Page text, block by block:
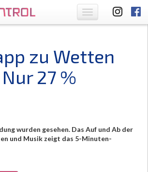
Toggle
navigation
zu Wetten
27 %
wurden gesehen. Das Auf und Ab der
und Musik zeigt das 5-Minuten-